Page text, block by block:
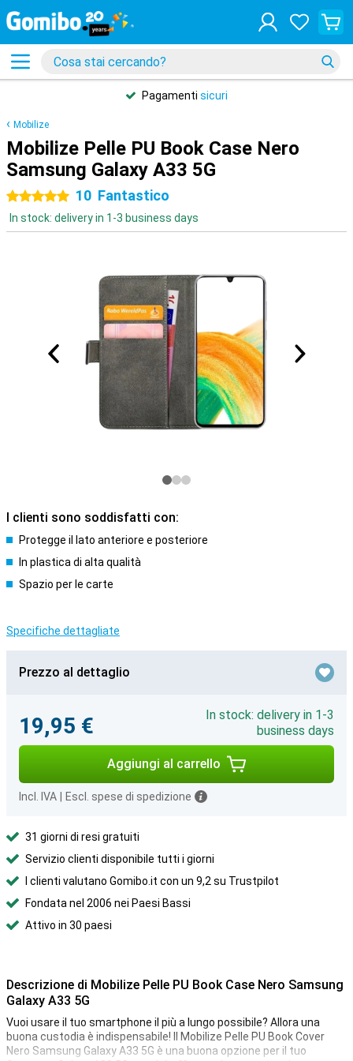
Pagamenti sicuri
Mobilize
Mobilize Pelle PU Book Case Nero
Samsung Galaxy A33 5G
5 stelle 10 Fantastico
In stock: delivery in 1-3 business days
I clienti sono soddisfatti con:
Protegge il lato anteriore e posteriore
In plastica di alta qualità
Spazio per le carte
Specifiche dettagliate
Prezzo al dettaglio
19,95 €
In stock: delivery in 1-3
business days
Aggiungi al carrello
Incl. IVA Escl. spese di spedizione
31 giorni di resi gratuiti
Servizio clienti disponibile tutti i giorni
I clienti valutano Gomibo.it con un 9,2 su Trustpilot
Fondata nel 2006 nei Paesi Bassi
Attivo in 30 paesi
Descrizione di Mobilize Pelle PU Book Case Nero Samsung
Galaxy A33 5G
Vuoi usare il tuo smartphone il più a lungo possibile? Allora una
buona custodia è indispensabile! Il Mobilize Pelle PU Book Cover
Nero Samsung Galaxy A33 5G è una buona opzione per il tuo